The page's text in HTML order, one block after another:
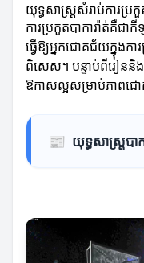
យុទ្ធសាស្ត្រសំរាប់ការប្រកួ
ការប្រកួតបាការ៉ាត់គឺជា
ធ្វើឱ្យអ្នកជោគជ័យក្នុងកា
ពិសេស។ បន្ទាប់ពីរៀននិង
ឱកាសល្អសម្រាប់ភាពជ
📰 យុទ្ធសាស្ត្របា